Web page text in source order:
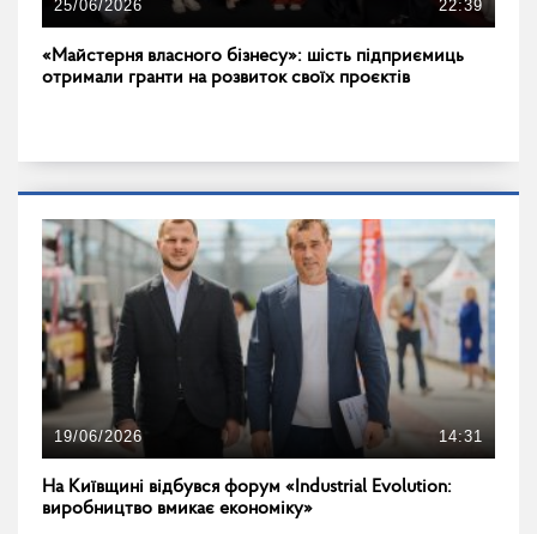
25/06/2026 22:39
«Майстерня власного бізнесу»: шість підприємиць
отримали гранти на розвиток своїх проєктів
19/06/2026 14:31
На Київщині відбувся форум «Industrial Evolution:
виробництво вмикає економіку»